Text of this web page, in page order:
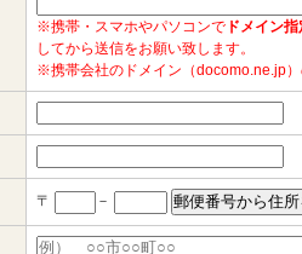
※携帯・スマホやパソコンで ドメイン
してから送信をお願い致します。
※携帯会社のドメイン（docomo.ne.jp）
〒 －